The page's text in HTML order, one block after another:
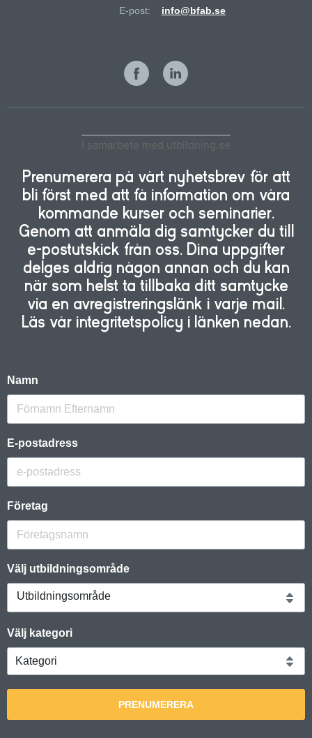
E-post:
info@bfab.se
I samarbete med utbildning.se
Prenumerera på vårt nyhetsbrev för att
bli först med att få information om våra
kommande kurser och seminarier.
Genom att anmäla dig samtycker du till
e-postutskick från oss. Dina uppgifter
delges aldrig någon annan och du kan
när som helst ta tillbaka ditt samtycke
via en avregistreringslänk i varje mail.
Läs vår integritetspolicy i länken nedan.
Namn
E-postadress
Företag
Välj utbildningsområde
Utbildningsområde
Välj kategori
PRENUMERERA